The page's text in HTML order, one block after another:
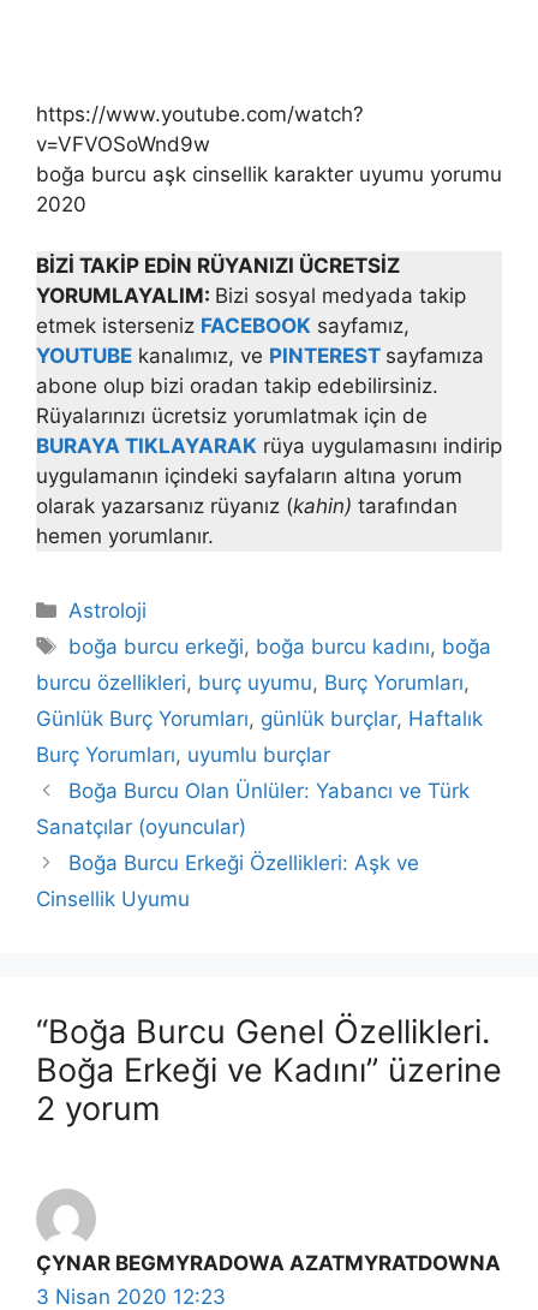
https://www.youtube.com/watch?
v=VFVOSoWnd9w
boğa burcu aşk cinsellik karakter uyumu yorumu
2020
BİZİ TAKİP EDİN RÜYANIZI ÜCRETSİZ
YORUMLAYALIM: Bizi sosyal medyada takip
etmek isterseniz FACEBOOK sayfamız,
YOUTUBE kanalımız, ve PINTEREST sayfamıza
abone olup bizi oradan takip edebilirsiniz.
Rüyalarınızı ücretsiz yorumlatmak için de
BURAYA TIKLAYARAK rüya uygulamasını indirip
uygulamanın içindeki sayfaların altına yorum
olarak yazarsanız rüyanız (kahin) tarafından
hemen yorumlanır.
Kategoriler
Astroloji
Etiketler
boğa burcu erkeği, boğa burcu kadını, boğa
burcu özellikleri, burç uyumu, Burç Yorumları,
Günlük Burç Yorumları, günlük burçlar, Haftalık
Burç Yorumları, uyumlu burçlar
Boğa Burcu Olan Ünlüler: Yabancı ve Türk
Sanatçılar (oyuncular)
Boğa Burcu Erkeği Özellikleri: Aşk ve
Cinsellik Uyumu
“Boğa Burcu Genel Özellikleri.
Boğa Erkeği ve Kadını” üzerine
2 yorum
ÇYNAR BEGMYRADOWA AZATMYRATDOWNA
3 Nisan 2020 12:23